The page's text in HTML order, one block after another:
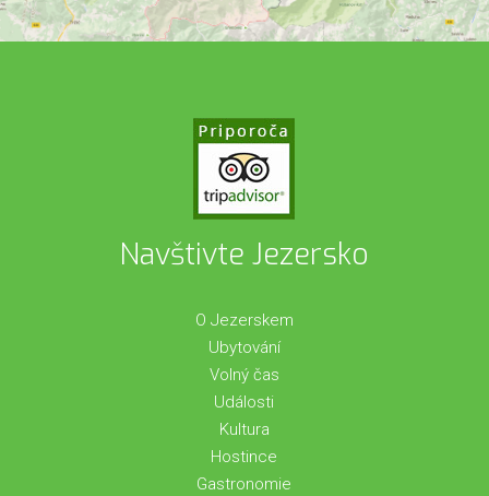
Navštivte Jezersko
O Jezerskem
Ubytování
Volný čas
Události
Kultura
Hostince
Gastronomie